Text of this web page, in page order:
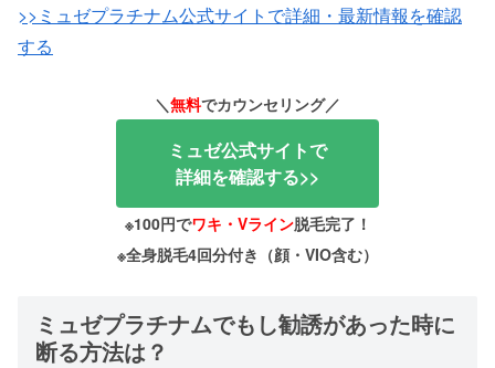
>>ミュゼプラチナム公式サイトで詳細・最新情報を確認
する
＼無料でカウンセリング／
ミュゼ公式サイトで
詳細を確認する>>
※100円でワキ・Vライン脱毛完了！
※全身脱毛4回分付き（顔・VIO含む）
ミュゼプラチナムでもし勧誘があった時に
断る方法は？